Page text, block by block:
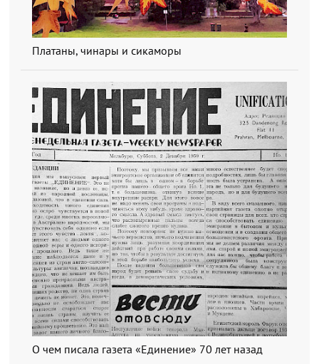
Платаны, чинары и сикаморы
О чем писала газета «Единение» 70 лет назад